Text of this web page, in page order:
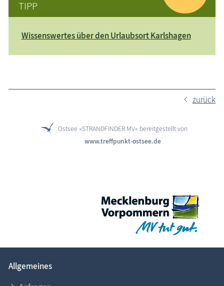
TIPP
Wissenswertes über den Urlaubsort Karlshagen
zurück
Ostsee »STRANDFINDER MV« bereitgestellt von
www.treffpunkt-ostsee.de
Allgemeines